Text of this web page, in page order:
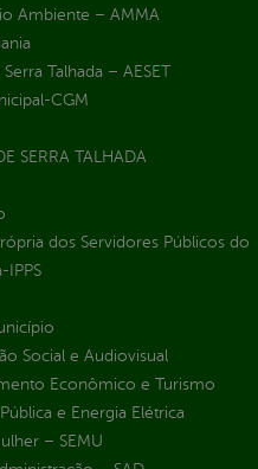
Ambiente – AMMA
Talhada – AESET
CGM
SERRA TALHADA
dos Servidores Públicos do
IPPS
Social e Audiovisual
Econômico e Turismo
e Energia Elétrica
– SEMU